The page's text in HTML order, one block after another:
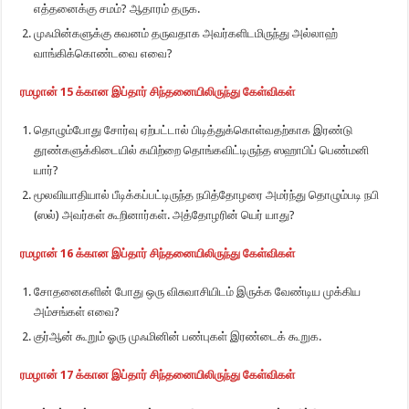
எத்தனைக்கு சமம்? ஆதாரம் தருக.
முஃமின்களுக்கு சுவனம் தருவதாக அவர்களிடமிருந்து அல்லாஹ்
வாங்கிக்கொண்டவை எவை?
ரமழான் 15 க்கான இப்தார் சிந்தனையிலிருந்து கேள்விகள்
தொழும்போது சோர்வு ஏற்பட்டால் பிடித்துக்கொள்வதற்காக இரண்டு
தூண்களுக்கிடையில் கயிற்றை தொங்கவிட்டிருந்த ஸஹாபிப் பெண்மனி
யார்?
மூலவியாதியால் பீடிக்கப்பட்டிருந்த நபித்தோழரை அமர்ந்து தொழும்படி நபி
(ஸல்) அவர்கள் கூறினார்கள். அத்தோழரின் யெர் யாது?
ரமழான் 16 க்கான இப்தார் சிந்தனையிலிருந்து கேள்விகள்
சோதனைகளின் போது ஒரு விசுவாசியிடம் இருக்க வேண்டிய முக்கிய
அம்சங்கள் எவை?
குர்ஆன் கூறும் ஓரு முஃமினின் பண்புகள் இரண்டைக் கூறுக.
ரமழான் 17 க்கான இப்தார் சிந்தனையிலிருந்து கேள்விகள்